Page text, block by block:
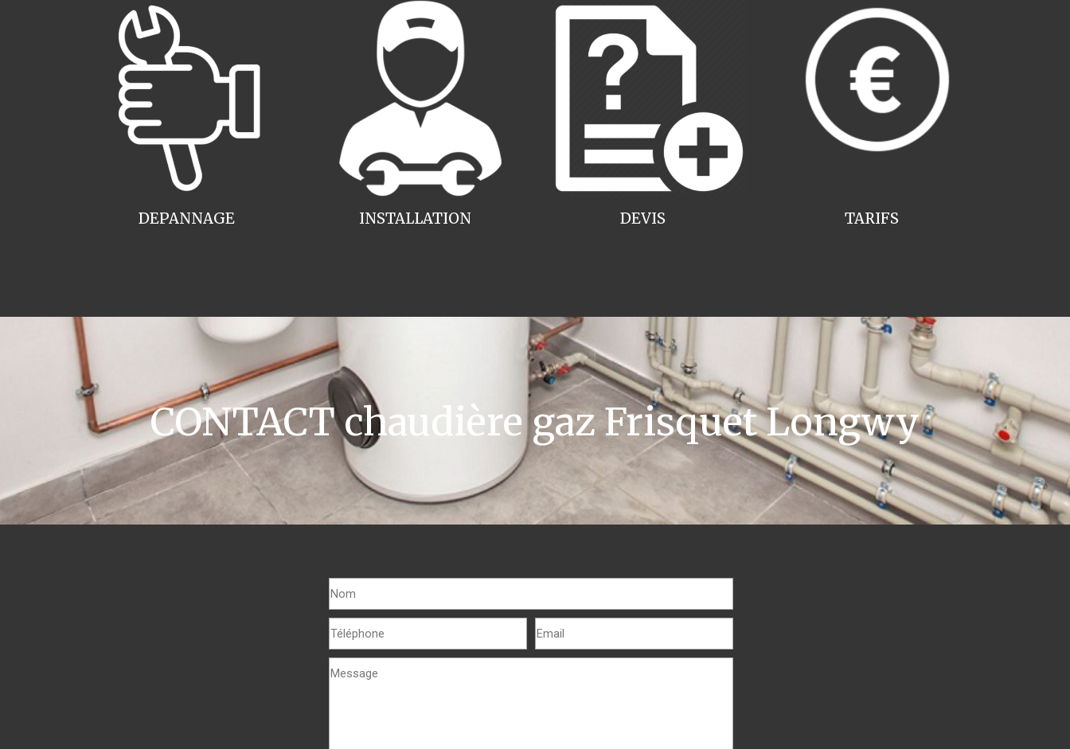
INSTALLATION
DEPANNAGE TARIFS
DEVIS
CONTACT chaudière gaz Frisquet Longwy